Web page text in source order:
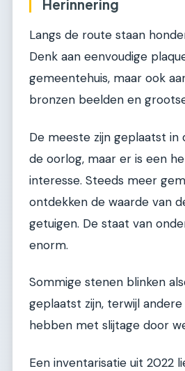
Herinnering
Langs de route staan
Denk aan eenvoudige
gemeentehuis, maar ook
bronzen beelden en
De meeste zijn geplaatst in
de oorlog, maar er is een
interesse. Steeds meer
ontdekken de waarde van
getuigen. De staat van
enorm.
Sommige stenen blinken
geplaatst zijn, terwijl
hebben met slijtage door
Een inventarisatie uit 2022